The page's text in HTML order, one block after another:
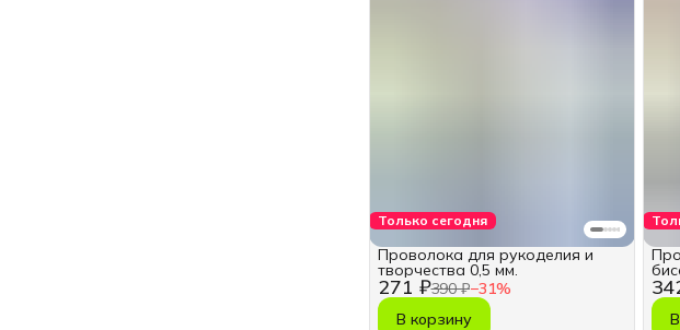
Только сегодня
271 ₽390 ₽−31%
Проволока для рукоделия и
творчества 0,5 мм.
В корзину